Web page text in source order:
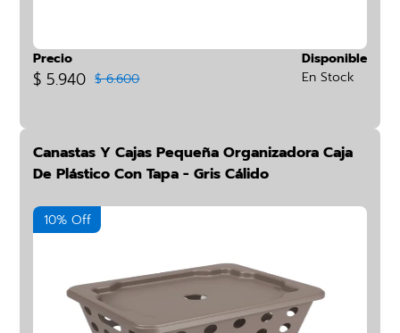
Precio
$ 5.940 $ 6.600
Disponible
En Stock
Canastas Y Cajas Pequeña Organizadora Caja
De Plástico Con Tapa - Gris Cálido
10% Off